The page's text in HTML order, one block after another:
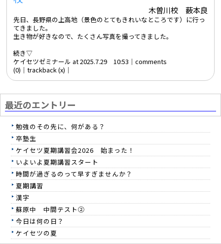
木曽川校 薮本良
先日、長野県の上高地（景色のとてもきれいなところです）に行っ
てきました。
生き物が好きなので、たくさん写真を撮ってきました。
続き▽
ケイセツゼミナール at 2025.7.29 10:53│ comments
(0) │trackback (x)│
最近のエントリー
勉強のその先に、何がある？
卒塾生
ケイセツ夏期講習会2026 始まった！
いよいよ夏期講習スタート
時間が過ぎるのって早すぎませんか？
夏期講習
漢字
蘇原中 中間テスト②
今日は何の日？
ケイセツの夏